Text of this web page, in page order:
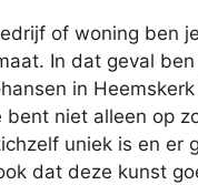
of woning ben
In dat geval
in
bent niet alleen op
uniek is en er
dat deze kunst